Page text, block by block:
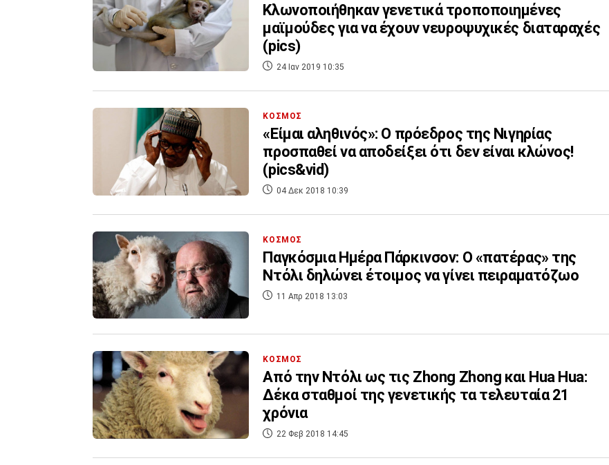
Κλωνοποιήθηκαν γενετικά τροποποιημένες
μαϊμούδες για να έχουν νευροψυχικές διαταραχές
(pics)
24 Ιαν 2019 10:35
ΚΟΣΜΟΣ
«Είμαι αληθινός»: Ο πρόεδρος της Νιγηρίας
προσπαθεί να αποδείξει ότι δεν είναι κλώνος!
(pics&vid)
04 Δεκ 2018 10:39
ΚΟΣΜΟΣ
Παγκόσμια Ημέρα Πάρκινσον: Ο «πατέρας» της
Ντόλι δηλώνει έτοιμος να γίνει πειραματόζωο
11 Απρ 2018 13:03
ΚΟΣΜΟΣ
Από την Ντόλι ως τις Zhong Zhong και Hua Hua:
Δέκα σταθμοί της γενετικής τα τελευταία 21
χρόνια
22 Φεβ 2018 14:45